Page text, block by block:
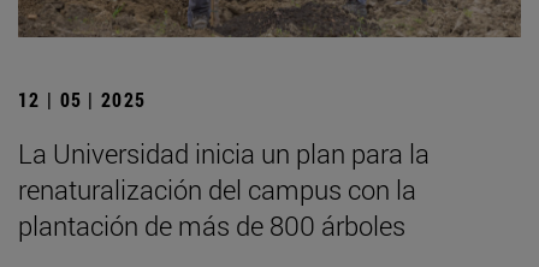
12 | 05 | 2025
La Universidad inicia un plan para la
renaturalización del campus con la
plantación de más de 800 árboles